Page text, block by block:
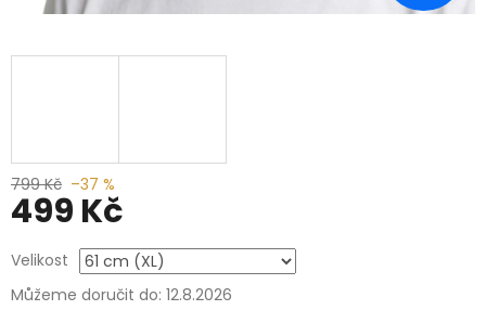
799 Kč –37 %
499 Kč
cena:
Velikost
Můžeme doručit do: 12.8.2026